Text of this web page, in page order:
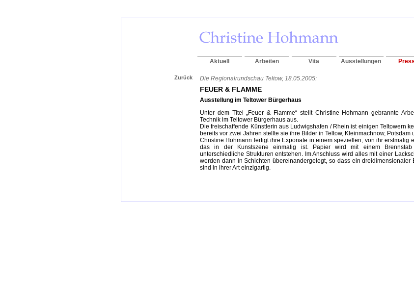
Aktuell Arbeiten Vita Ausstellungen
Zurück Die Regionalrundschau Teltow, 18.05.2005:
FEUER & FLAMME
Ausstellung im Teltower Bürgerhaus
Unter dem Titel „Feuer & Flamme“ stellt Christine Hohmann gebrannte
Technik im Teltower Bürgerhaus aus.
Die freischaffende Künstlerin aus Ludwigshafen / Rhein ist einigen Teltowern
bereits vor zwei Jahren stellte sie ihre Bilder in Teltow, Kleinmachnow, Potsdam
Christine Hohmann fertigt ihre Exponate in einem speziellen, von ihr erstmalig
das in der Kunstszene einmalig ist. Papier wird mit einem
unterschiedliche Strukturen entstehen. Im Anschluss wird alles mit einer
werden dann in Schichten übereinandergelegt, so dass ein dreidimensionaler
sind in ihrer Art einzigartig.